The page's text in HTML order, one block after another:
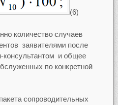
(6)
количество случаев
заявителями после
консультантом и общее
по конкретной
сопроводительных